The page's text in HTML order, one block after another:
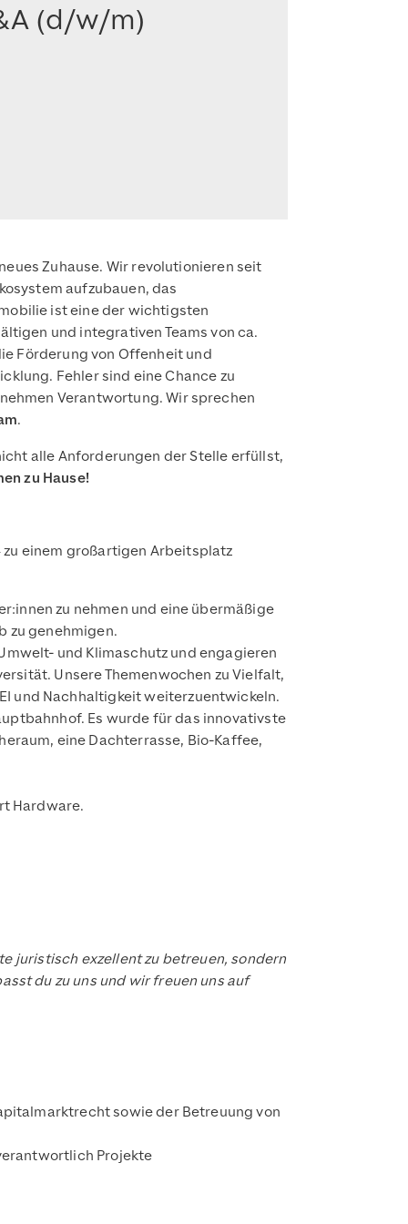
(d/w/m)
Zuhause. Wir revolutionieren seit
aufzubauen, das
ist eine der wichtigsten
und integrativen Teams von ca.
Förderung von Offenheit und
Fehler sind eine Chance zu
Verantwortung. Wir sprechen
.
alle Anforderungen der Stelle erfüllst,
zu Hause!
einem großartigen Arbeitsplatz
zu nehmen und eine übermäßige
zu genehmigen.
und Klimaschutz und engagieren
Unsere Themenwochen zu Vielfalt,
und Nachhaltigkeit weiterzuentwickeln.
Es wurde für das innovativste
eine Dachterrasse, Bio-Kaffee,
Hardware.
juristisch exzellent zu betreuen, sondern
du zu uns und wir freuen uns auf
sowie der Betreuung von
Projekte